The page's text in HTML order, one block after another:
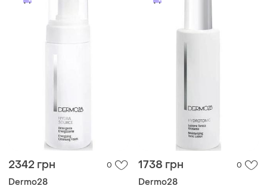
2342 грн 0
Dermo28
1738 грн 0
Dermo28